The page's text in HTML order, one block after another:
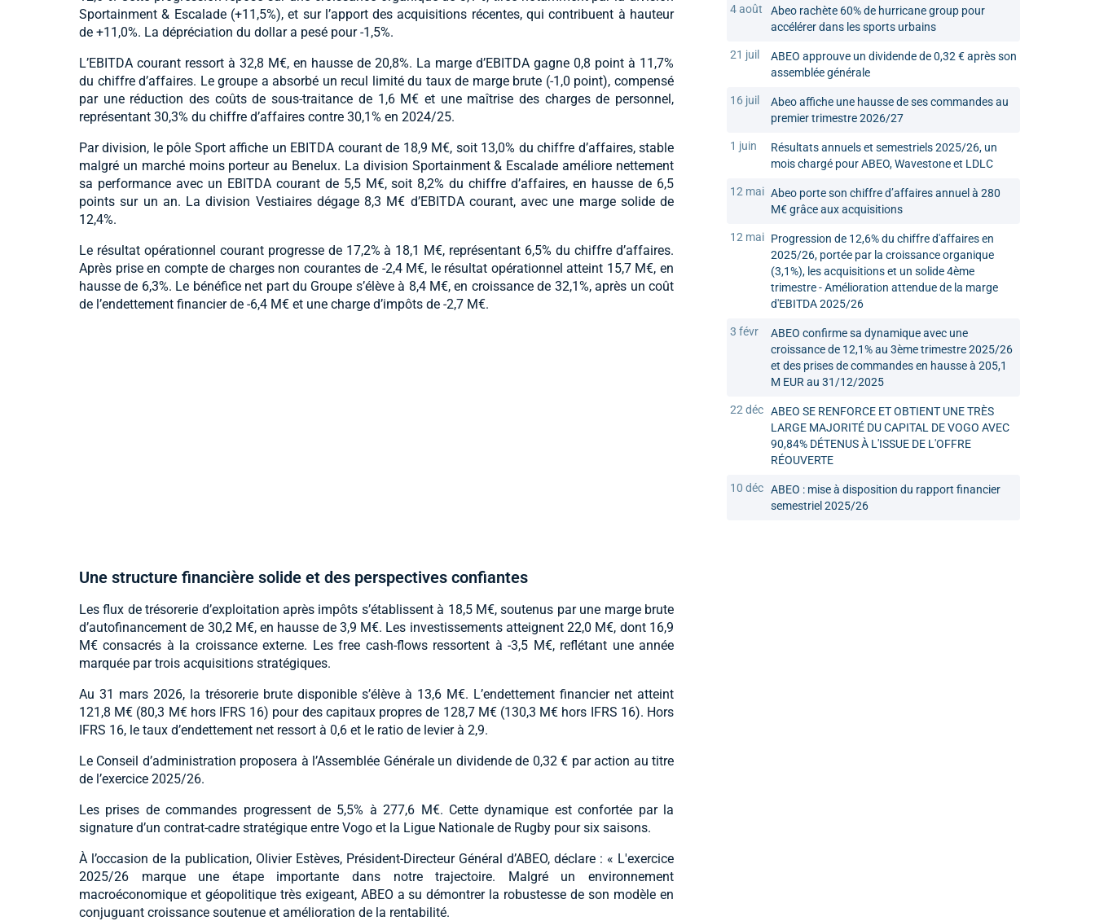
Sportainment & Escalade (+11,5%), et sur l’apport des acquisitions récentes, qui contribuent à hauteur
de +11,0%. La dépréciation du dollar a pesé pour -1,5%.
L’EBITDA courant ressort à 32,8 M€, en hausse de 20,8%. La marge d’EBITDA gagne 0,8 point à 11,7%
du chiffre d’affaires. Le groupe a absorbé un recul limité du taux de marge brute (-1,0 point), compensé
par une réduction des coûts de sous-traitance de 1,6 M€ et une maîtrise des charges de personnel,
représentant 30,3% du chiffre d’affaires contre 30,1% en 2024/25.
Par division, le pôle Sport affiche un EBITDA courant de 18,9 M€, soit 13,0% du chiffre d’affaires, stable
malgré un marché moins porteur au Benelux. La division Sportainment & Escalade améliore nettement
sa performance avec un EBITDA courant de 5,5 M€, soit 8,2% du chiffre d’affaires, en hausse de 6,5
points sur un an. La division Vestiaires dégage 8,3 M€ d’EBITDA courant, avec une marge solide de
12,4%.
Le résultat opérationnel courant progresse de 17,2% à 18,1 M€, représentant 6,5% du chiffre d’affaires.
Après prise en compte de charges non courantes de -2,4 M€, le résultat opérationnel atteint 15,7 M€, en
hausse de 6,3%. Le bénéfice net part du Groupe s’élève à 8,4 M€, en croissance de 32,1%, après un coût
de l’endettement financier de -6,4 M€ et une charge d’impôts de -2,7 M€.
Une structure financière solide et des perspectives confiantes
Les flux de trésorerie d’exploitation après impôts s’établissent à 18,5 M€, soutenus par une marge brute
d’autofinancement de 30,2 M€, en hausse de 3,9 M€. Les investissements atteignent 22,0 M€, dont 16,9
M€ consacrés à la croissance externe. Les free cash-flows ressortent à -3,5 M€, reflétant une année
marquée par trois acquisitions stratégiques.
Au 31 mars 2026, la trésorerie brute disponible s’élève à 13,6 M€. L’endettement financier net atteint
121,8 M€ (80,3 M€ hors IFRS 16) pour des capitaux propres de 128,7 M€ (130,3 M€ hors IFRS 16). Hors
IFRS 16, le taux d’endettement net ressort à 0,6 et le ratio de levier à 2,9.
Le Conseil d’administration proposera à l’Assemblée Générale un dividende de 0,32 € par action au titre
de l’exercice 2025/26.
Les prises de commandes progressent de 5,5% à 277,6 M€. Cette dynamique est confortée par la
signature d’un contrat-cadre stratégique entre Vogo et la Ligue Nationale de Rugby pour six saisons.
À l’occasion de la publication, Olivier Estèves, Président-Directeur Général d’ABEO, déclare : « L'exercice
2025/26 marque une étape importante dans notre trajectoire. Malgré un environnement
macroéconomique et géopolitique très exigeant, ABEO a su démontrer la robustesse de son modèle en
conjuguant croissance soutenue et amélioration de la rentabilité.
4 août
Abeo rachète 60% de hurricane group pour
accélérer dans les sports urbains
21 juil
ABEO approuve un dividende de 0,32 € après son
assemblée générale
16 juil
Abeo affiche une hausse de ses commandes au
premier trimestre 2026/27
1 juin
Résultats annuels et semestriels 2025/26, un
mois chargé pour ABEO, Wavestone et LDLC
12 mai Abeo porte son chiffre d’affaires annuel à 280
M€ grâce aux acquisitions
12 mai Progression de 12,6% du chiffre d'affaires en
2025/26, portée par la croissance organique
(3,1%), les acquisitions et un solide 4ème
trimestre - Amélioration attendue de la marge
d'EBITDA 2025/26
3 févr
ABEO confirme sa dynamique avec une
croissance de 12,1% au 3ème trimestre 2025/26
et des prises de commandes en hausse à 205,1
M EUR au 31/12/2025
22 déc ABEO SE RENFORCE ET OBTIENT UNE TRÈS
LARGE MAJORITÉ DU CAPITAL DE VOGO AVEC
90,84% DÉTENUS À L'ISSUE DE L'OFFRE
RÉOUVERTE
10 déc ABEO : mise à disposition du rapport financier
semestriel 2025/26